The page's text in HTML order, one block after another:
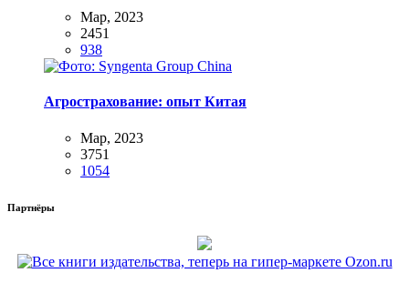
Мар, 2023
2451
938
Агрострахование: опыт Китая
Мар, 2023
3751
1054
Партнёры